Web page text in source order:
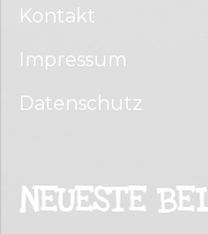
Kontakt
Impressum
Datenschutz
NEUESTE